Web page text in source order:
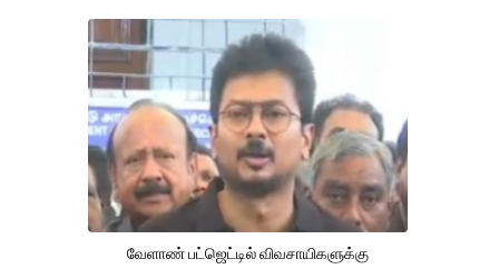
வேளாண் பட்ஜெட்டில் விவசாயிகளுக்கு